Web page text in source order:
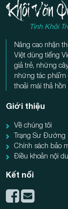
Tinh Khôi
Nâng cao nhận
Việt dùng tiếng
giả trẻ, những
những tác phẩm
thoải mái thả
Giới thiệu
Về chúng tôi
Trạng Sư Đường
Chính sách bảo
Điều khoản nội
Kết nối